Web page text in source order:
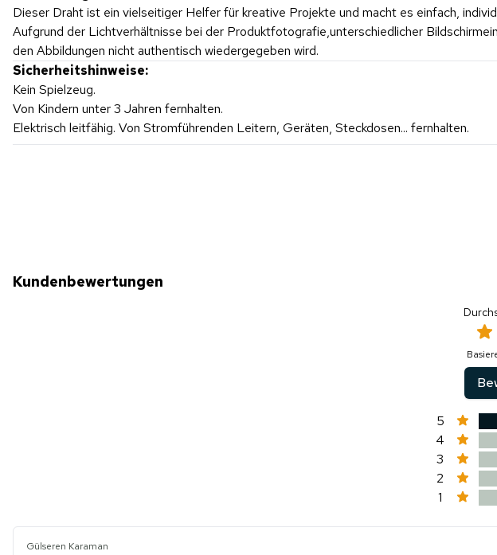
Dieser Draht ist ein vielseitiger Helfer für kreative Projekte und macht es einfach,
Aufgrund der Lichtverhältnisse bei der Produktfotografie,unterschiedlicher
den Abbildungen nicht authentisch wiedergegeben wird.
Sicherheitshinweise:
Kein Spielzeug.
Von Kindern unter 3 Jahren fernhalten.
Elektrisch leitfähig. Von Stromführenden Leitern, Geräten, Steckdosen... fernhalten.
Kundenbewertungen
5
4
3
2
1
Gülseren Karaman